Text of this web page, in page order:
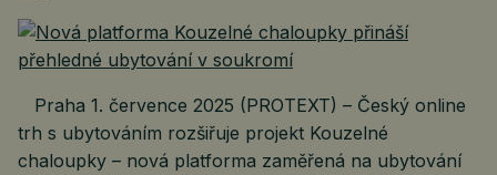
Praha 1. července 2025 (PROTEXT) – Český online
trh s ubytováním rozšiřuje projekt Kouzelné
chaloupky – nová platforma zaměřená na ubytování